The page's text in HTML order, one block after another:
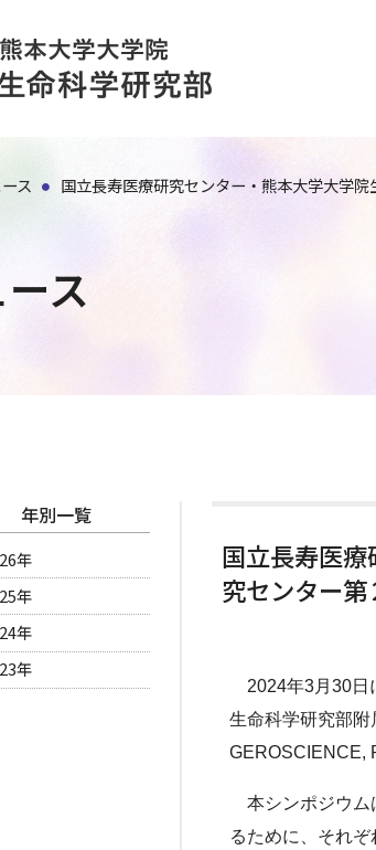
ス 国立長寿医療研究センター・熊本大学大学
ス
国立長寿医
究センター
2024年3月30日
生命科学研究部
GEROSCIENCE,
本シンポジウ
るために、それ
年別一覧
年
年
年
年